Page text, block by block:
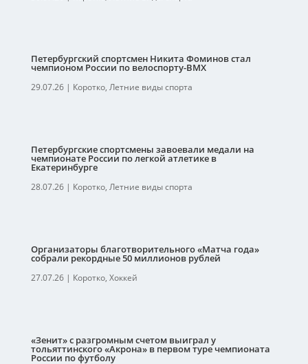
Петербургский спортсмен Никита Фоминов стал
чемпионом России по велоспорту-ВМХ
29.07.26| Коротко, Летние виды спорта
Петербургские спортсмены завоевали медали на
чемпионате России по легкой атлетике в
Екатеринбурге
28.07.26| Коротко, Летние виды спорта
Организаторы благотворительного «Матча года»
собрали рекордные 50 миллионов рублей
27.07.26| Коротко, Хоккей
«Зенит» с разгромным счетом выиграл у
тольяттинского «Акрона» в первом туре чемпионата
России по футболу